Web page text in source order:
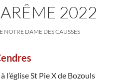
2022
NOTRE DAME DES CAUSSES
l’église St Pie X de Bozouls